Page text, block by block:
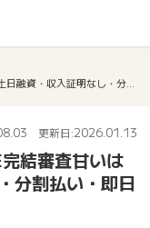
更新日:2026.01.13
結審査甘いは
分割払い・即日